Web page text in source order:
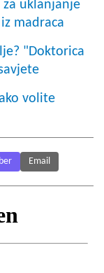
uklanjanje
madraca
"Doktorica
volite
Email